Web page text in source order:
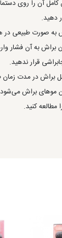
کامل آن را روی
دهید.
به صورت طبیعی
به آن فشار وارد
قرار ندهید.
براش در مدت
مو‌های براش
مطالعه کنید.